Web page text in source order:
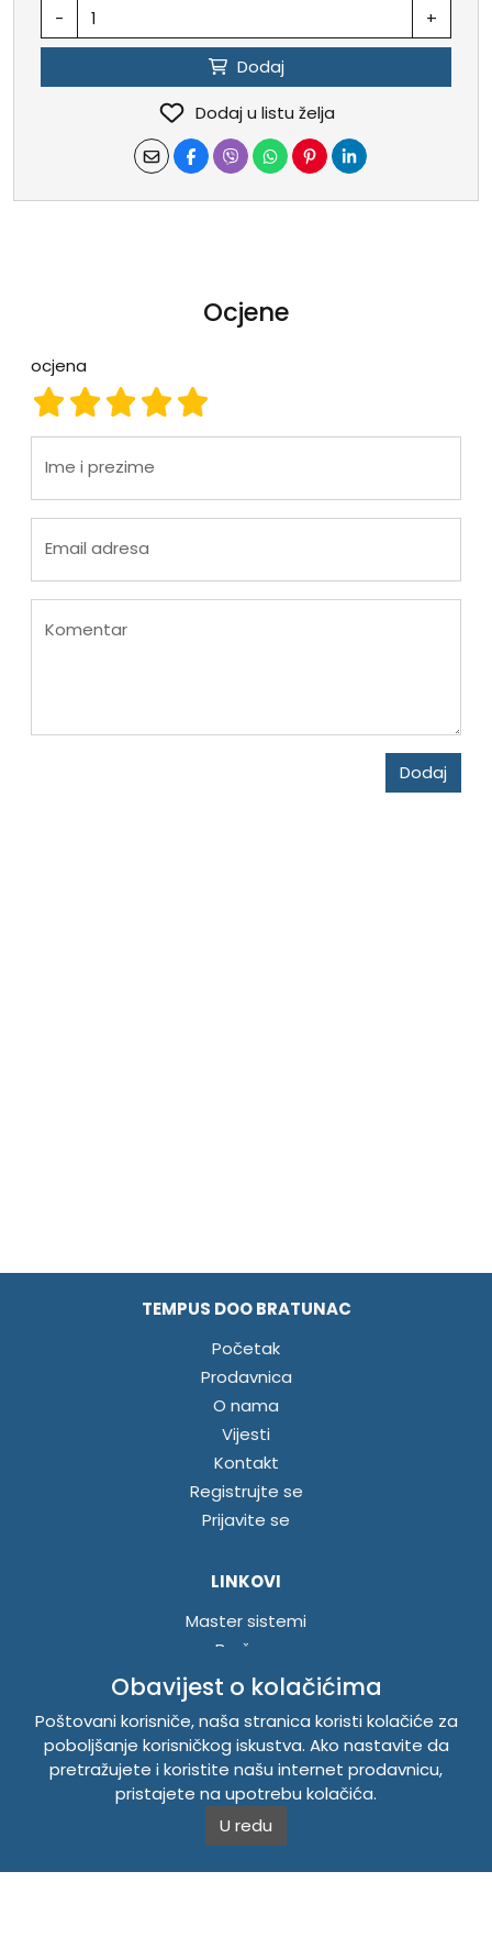
- +
Dodaj
Dodaj u listu želja
Ocjene
ocjena
ocjena 5
ocjena 4
ocjena 3
ocjena 2
ocjena 1
Ime i prezime
Email adresa
Komentar
Dodaj
TEMPUS DOO BRATUNAC
Početak
Prodavnica
O nama
Vijesti
Kontakt
Registrujte se
Prijavite se
LINKOVI
Master sistemi
Brošure
Akcije
INFORMACIJE
Politika o kolačićima
Uslovi korištenja
Politika privatnosti
Obavijest o kolačićima
Poštovani korisniče, naša stranica koristi kolačiće za
poboljšanje korisničkog iskustva. Ako nastavite da
pretražujete i koristite našu internet prodavnicu,
pristajete na upotrebu kolačića.
U redu